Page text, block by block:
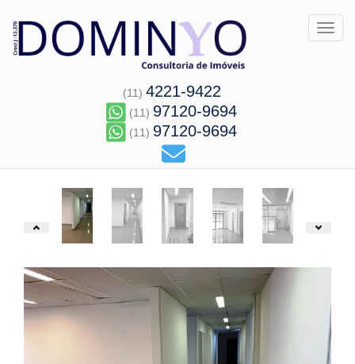
(11) 4221-9422
(11) 97120-9694
(11) 97120-9694